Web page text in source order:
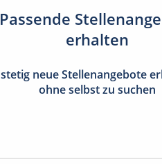
Passende
erhalten
stetig neue Stellenangebote
ohne selbst zu suchen